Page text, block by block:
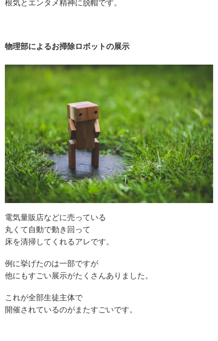
根気とエンタメ精神に脱帽です。
物理部によるお掃除ロボットの展示
電気量販店などに売っている
丸くて自動で動き回って
床を清掃してくれるアレです。
例に挙げたのは一部ですが
他にもすごい展示がたくさんありました。
これが全部生徒主体で
開催されているのがまたすごいです。